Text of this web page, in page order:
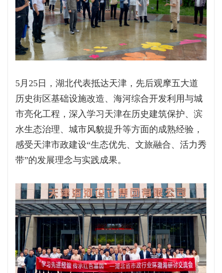
5月25日，湖北代表抵达天津，先后观摩五大道
历史街区基础设施改造、海河综合开发利用与城
市亮化工程，深入学习天津在历史建筑保护、滨
水生态治理、城市风貌提升等方面的成熟经验，
感受天津市政建设“生态优先、文旅融合、活力秀
带”的发展理念与实践成果。